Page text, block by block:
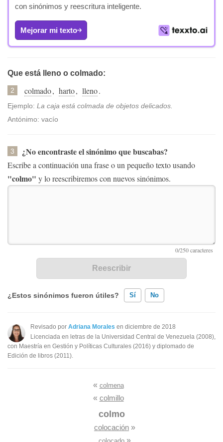
con sinónimos y reescritura inteligente.
Mejorar mi texto
Que está lleno o colmado:
2 colmado, harto, lleno.
Ejemplo: La caja está colmada de objetos delicados.
Antónimo: vacío
3 ¿No encontraste el sinónimo que buscabas?
Escribe a continuación una frase o un pequeño texto usando
"colmo" y lo reescribiremos con nuevos sinónimos.
¿Estos sinónimos fueron útiles? Sí No
Existen sinónimos incorrectos
Ninguno de los sinónimos presentados me ayudó
Revisado por Adriana Morales en diciembre de 2018
Licenciada en letras de la Universidad Central de Venezuela (2008),
con Maestría en Gestión y Políticas Culturales (2016) y diplomado de
Edición de libros (2011).
« colmena
« colmillo
colmo
colocación »
»